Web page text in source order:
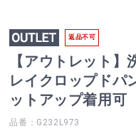
返品不可
【アウトレット
レイクロップドパ
ットアップ着用可
品番：G232L973